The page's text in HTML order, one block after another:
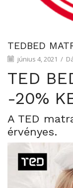
TEDBED
június 4, 2021 /
TED
-20%
A TED
érvényes.